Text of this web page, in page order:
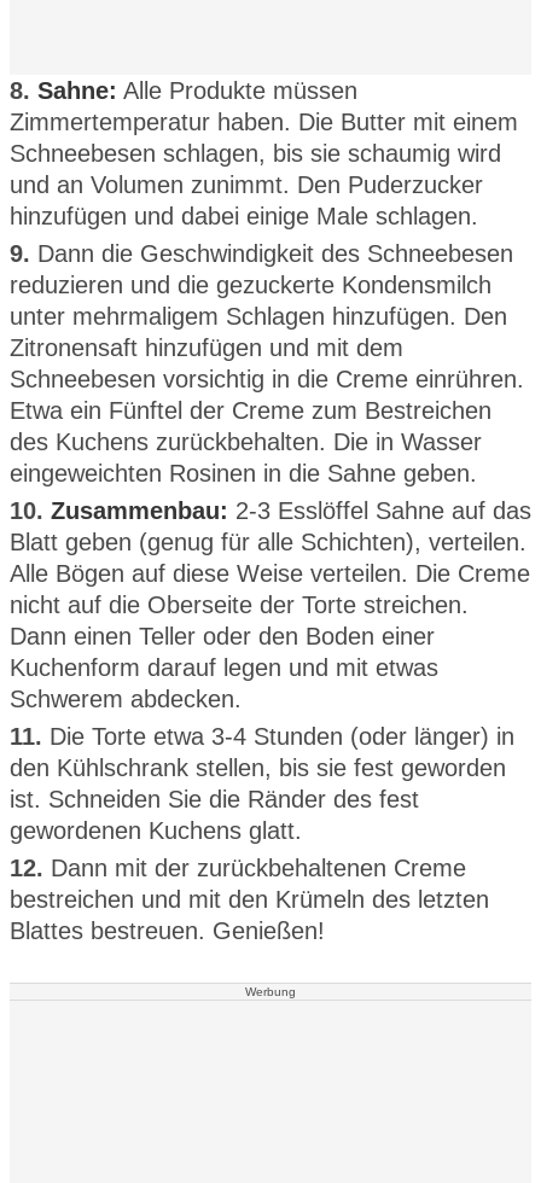
8. Sahne: Alle Produkte müssen
Zimmertemperatur haben. Die Butter mit einem
Schneebesen schlagen, bis sie schaumig wird
und an Volumen zunimmt. Den Puderzucker
hinzufügen und dabei einige Male schlagen.
9. Dann die Geschwindigkeit des Schneebesen
reduzieren und die gezuckerte Kondensmilch
unter mehrmaligem Schlagen hinzufügen. Den
Zitronensaft hinzufügen und mit dem
Schneebesen vorsichtig in die Creme einrühren.
Etwa ein Fünftel der Creme zum Bestreichen
des Kuchens zurückbehalten. Die in Wasser
eingeweichten Rosinen in die Sahne geben.
10. Zusammenbau: 2-3 Esslöffel Sahne auf das
Blatt geben (genug für alle Schichten), verteilen.
Alle Bögen auf diese Weise verteilen. Die Creme
nicht auf die Oberseite der Torte streichen.
Dann einen Teller oder den Boden einer
Kuchenform darauf legen und mit etwas
Schwerem abdecken.
11. Die Torte etwa 3-4 Stunden (oder länger) in
den Kühlschrank stellen, bis sie fest geworden
ist. Schneiden Sie die Ränder des fest
gewordenen Kuchens glatt.
12. Dann mit der zurückbehaltenen Creme
bestreichen und mit den Krümeln des letzten
Blattes bestreuen. Genießen!
Werbung